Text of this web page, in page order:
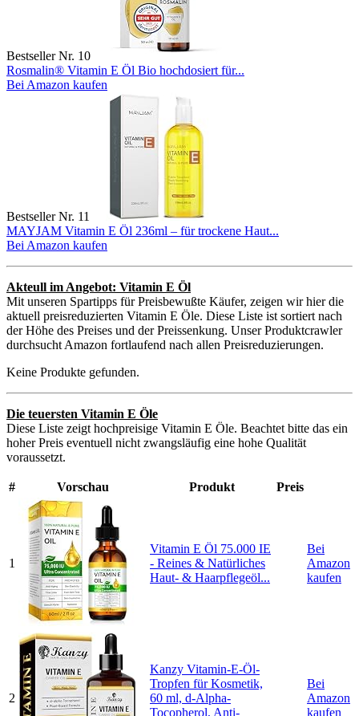
Bestseller Nr. 10
Rosmalin® Vitamin E Öl Bio hochdosiert für...
Bei Amazon kaufen
Bestseller Nr. 11
MAYJAM Vitamin E Öl 236ml – für trockene Haut...
Bei Amazon kaufen
Akteull im Angebot: Vitamin E Öl
Mit unseren Spartipps für Preisbewußte Käufer, zeigen wir hier die
aktuell preisreduzierten Vitamin E Öle. Diese Liste ist sortiert nach
der Höhe des Preises und der Preissenkung. Unser Produktcrawler
durchsucht Amazon fortlaufend nach allen Preisreduzierungen.
Keine Produkte gefunden.
Die teuersten Vitamin E Öle
Diese Liste zeigt hochpreisige Vitamin E Öle. Beachtet bitte das ein
hoher Preis eventuell nicht zwangsläufig eine hohe Qualität
voraussetzt.
# Vorschau Produkt Preis
1
Vitamin E Öl 75.000 IE
- Reines & Natürliches
Haut- & Haarpflegeöl...
Bei
Amazon
kaufen
2
Kanzy Vitamin-E-Öl-
Tropfen für Kosmetik,
60 ml, d-Alpha-
Tocopherol, Anti-
Bei
Amazon
kaufen